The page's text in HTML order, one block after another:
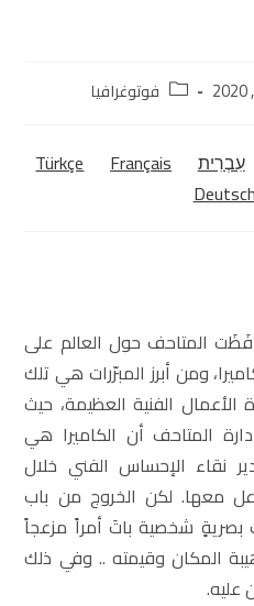
فوتوغرافيا
עִבְרִית Türkçe
Français
المتاحف حول العالم على
ومن أبرز المبرّرات هي تلك
الأعمال الفنية العظيمة، حيث
المتاحف أن الكاميرا هي
نقاء الإحساس الفني خلال
معها. لكن الخروج من باب
شخصية باتَ أمراً مزعجاً
المكان وقيمته .. وفي ذلك
عليه.